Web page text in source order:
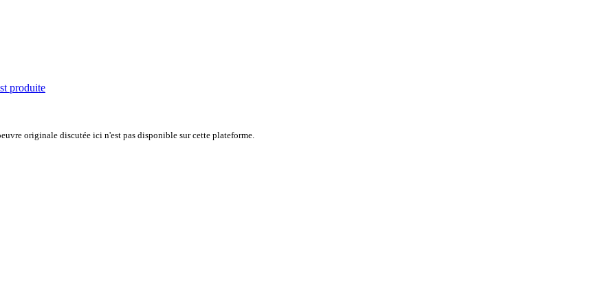
produite
originale discutée ici n'est pas disponible sur cette plateforme.